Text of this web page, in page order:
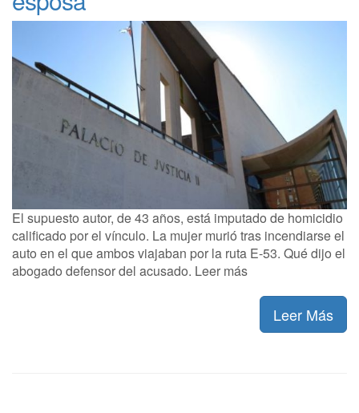
El supuesto autor, de 43 años, está imputado de homicidio
calificado por el vínculo. La mujer murió tras incendiarse el
auto en el que ambos viajaban por la ruta E-53. Qué dijo el
abogado defensor del acusado. Leer más
Leer Más